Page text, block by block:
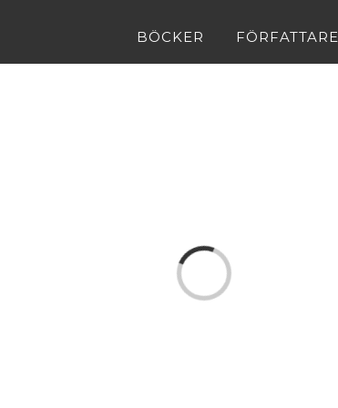
BÖCKER FÖRFATTARE
Loading...